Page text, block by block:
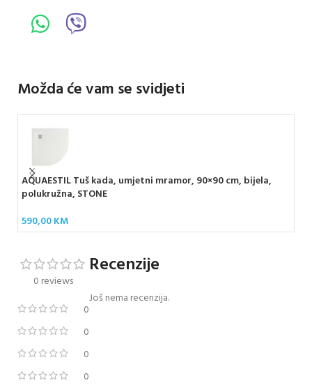
Možda će vam se svidjeti
AQUAESTIL Tuš kada, umjetni mramor, 90×90 cm, bijela,
polukružna, STONE
590,00KM
0 reviews
0
0
0
0
Recenzije
Još nema recenzija.